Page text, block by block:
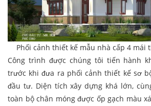
Phối cảnh thiết kế mẫu nhà cấp 4 mái
Công trình được chúng tôi tiến hành
trước khi đưa ra phối cảnh thiết kế sơ
đầu tư. Diện tích xây dựng khá lớn,
toàn bộ chân móng được ốp gạch màu